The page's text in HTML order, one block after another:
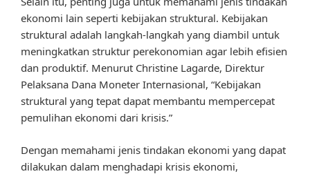
ekonomi lain seperti kebijakan struktural. Kebijakan
struktural adalah langkah-langkah yang diambil untuk
meningkatkan struktur perekonomian agar lebih efisien
dan produktif. Menurut Christine Lagarde, Direktur
Pelaksana Dana Moneter Internasional, “Kebijakan
struktural yang tepat dapat membantu mempercepat
pemulihan ekonomi dari krisis.”
Dengan memahami jenis tindakan ekonomi yang dapat
dilakukan dalam menghadapi krisis ekonomi,